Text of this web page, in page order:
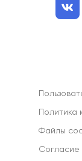
Файлы
Согласиe